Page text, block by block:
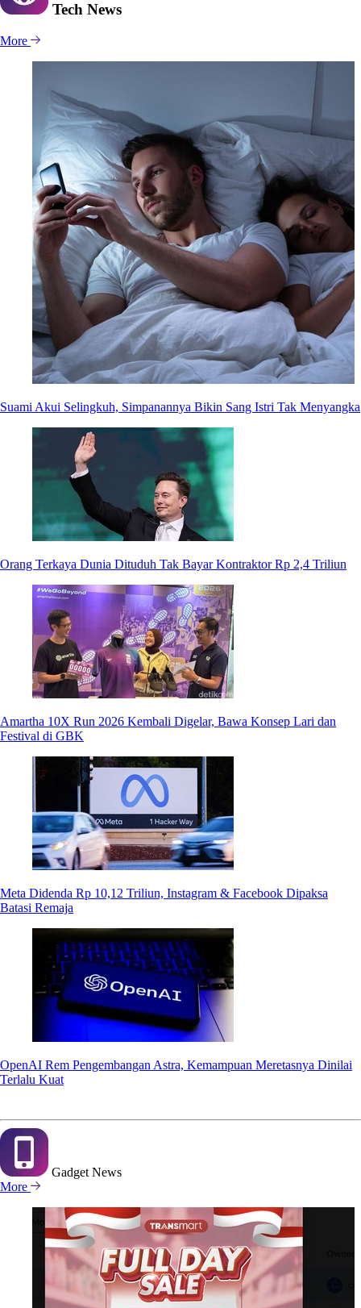
Tech News
More
Suami Akui Selingkuh, Simpanannya Bikin Sang Istri Tak Menyangka
Orang Terkaya Dunia Dituduh Tak Bayar Kontraktor Rp 2,4 Triliun
Amartha 10X Run 2026 Kembali Digelar, Bawa Konsep Lari dan
Festival di GBK
Meta Didenda Rp 10,12 Triliun, Instagram & Facebook Dipaksa
Batasi Remaja
OpenAI Rem Pengembangan Astra, Kemampuan Meretasnya Dinilai
Terlalu Kuat
Gadget News
More